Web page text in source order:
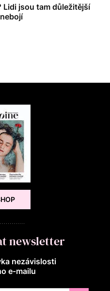
jsou tam důležitější
newsletter
nezávislosti
e‑mailu